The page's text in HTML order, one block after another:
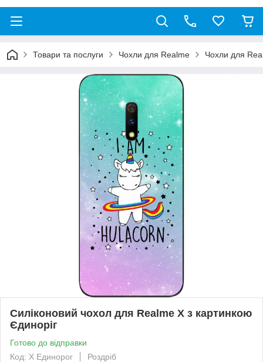
Товари та послуги Чохли для Realme Чохли для
Силіконовий чохол для Realme X з картинкою
Єдиноріг
Готово до відправки
Код: X Единорог
Роздріб